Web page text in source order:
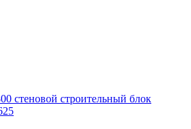
стеновой строительный блок